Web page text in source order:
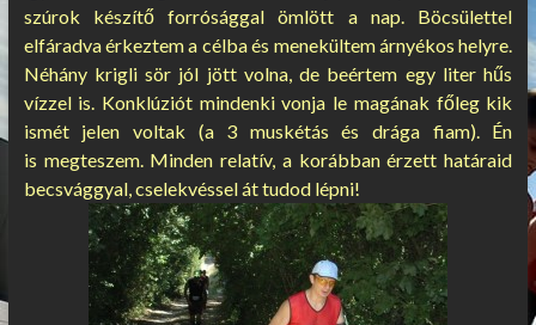
szúrok készítő forrósággal ömlött a nap. Böcsülettel
elfáradva érkeztem a célba és menekültem árnyékos helyre.
Néhány krigli sör jól jött volna, de beértem egy liter hűs
vízzel is. Konklúziót mindenki vonja le magának főleg kik
ismét jelen voltak (a 3 muskétás és drága fiam). Én
is megteszem. Minden relatív, a korábban érzett határaid
becsvággyal, cselekvéssel át tudod lépni!